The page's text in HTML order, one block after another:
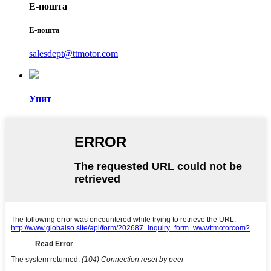
Е-пошта
Е-пошта
salesdept@ttmotor.com
Упит